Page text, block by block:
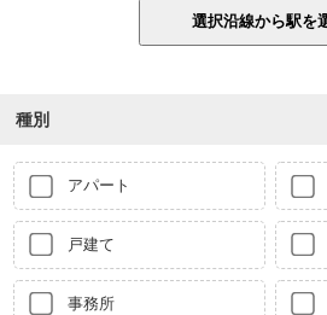
種別
アパート
戸建て
事務所